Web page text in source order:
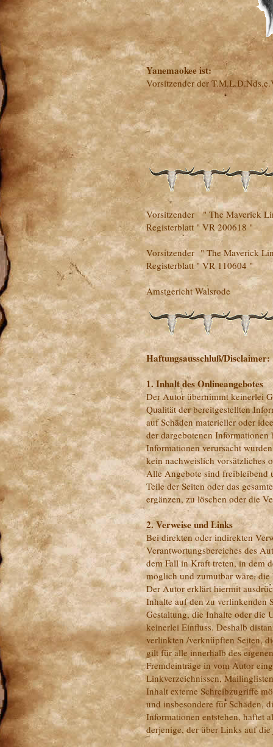
Yanemaokee ist:
Vorsitzender der
Vorsitzender " The Maverick
Registerblatt " VR 200618 "
Vorsitzender " The Maverick
Registerblatt " VR 110604 "
Amstgericht Walsrode
Haftungsausschluß/Disclaimer:
1. Inhalt des Onlineangebotes
Der Autor übernimmt keinerlei
Qualität der bereitgestellten
auf Schäden materieller oder
der dargebotenen
Informationen verursacht
kein nachweislich vorsätzliches
Alle Angebote sind freibleibend
Teile der Seiten oder das
ergänzen, zu löschen oder die
2. Verweise und Links
Bei direkten oder indirekten
Verantwortungsbereiches des
dem Fall in Kraft treten, in dem
möglich und zumutbar wäre,
Der Autor erklärt hiermit
Inhalte auf den zu verlinkenden
Gestaltung, die Inhalte oder die
keinerlei Einfluss. Deshalb
verlinkten /verknüpften Seiten,
gilt für alle innerhalb des
Fremdeinträge in vom Autor
Linkverzeichnissen,
Inhalt externe Schreibzugriffe
und insbesondere für Schäden,
Informationen entstehen, haftet
derjenige, der über Links auf